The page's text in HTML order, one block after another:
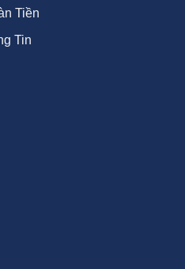
Tiền
Tin